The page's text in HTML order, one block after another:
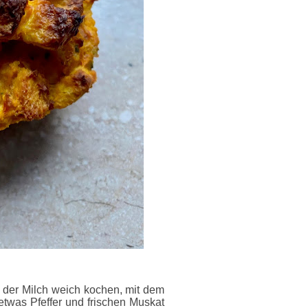
Milch weich kochen, mit dem
Pfeffer und frischen Muskat